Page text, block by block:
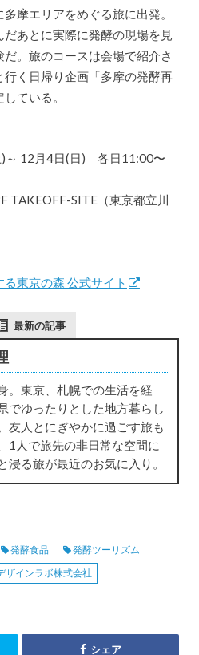
摩エリアをめぐる旅に出発。
あとに実際に発酵の現場を見
。旅のコースは会場で紹介さ
く日帰り企画「多摩の発酵再
ている。
～ 12月4日(日) 各日11:00〜
TAKEOFF-SITE（東京都立川
る東京の森 公式サイト
最新の記事
。東京、札幌での生活を経
でゆったりとした地方暮らし
友人とにぎやかに過ごす旅も
1人で旅先の非日常な空間に
浸る旅が最近のお気に入り。
発酵食品
発酵ツーリズム
ザインラボ株式会社
シェア